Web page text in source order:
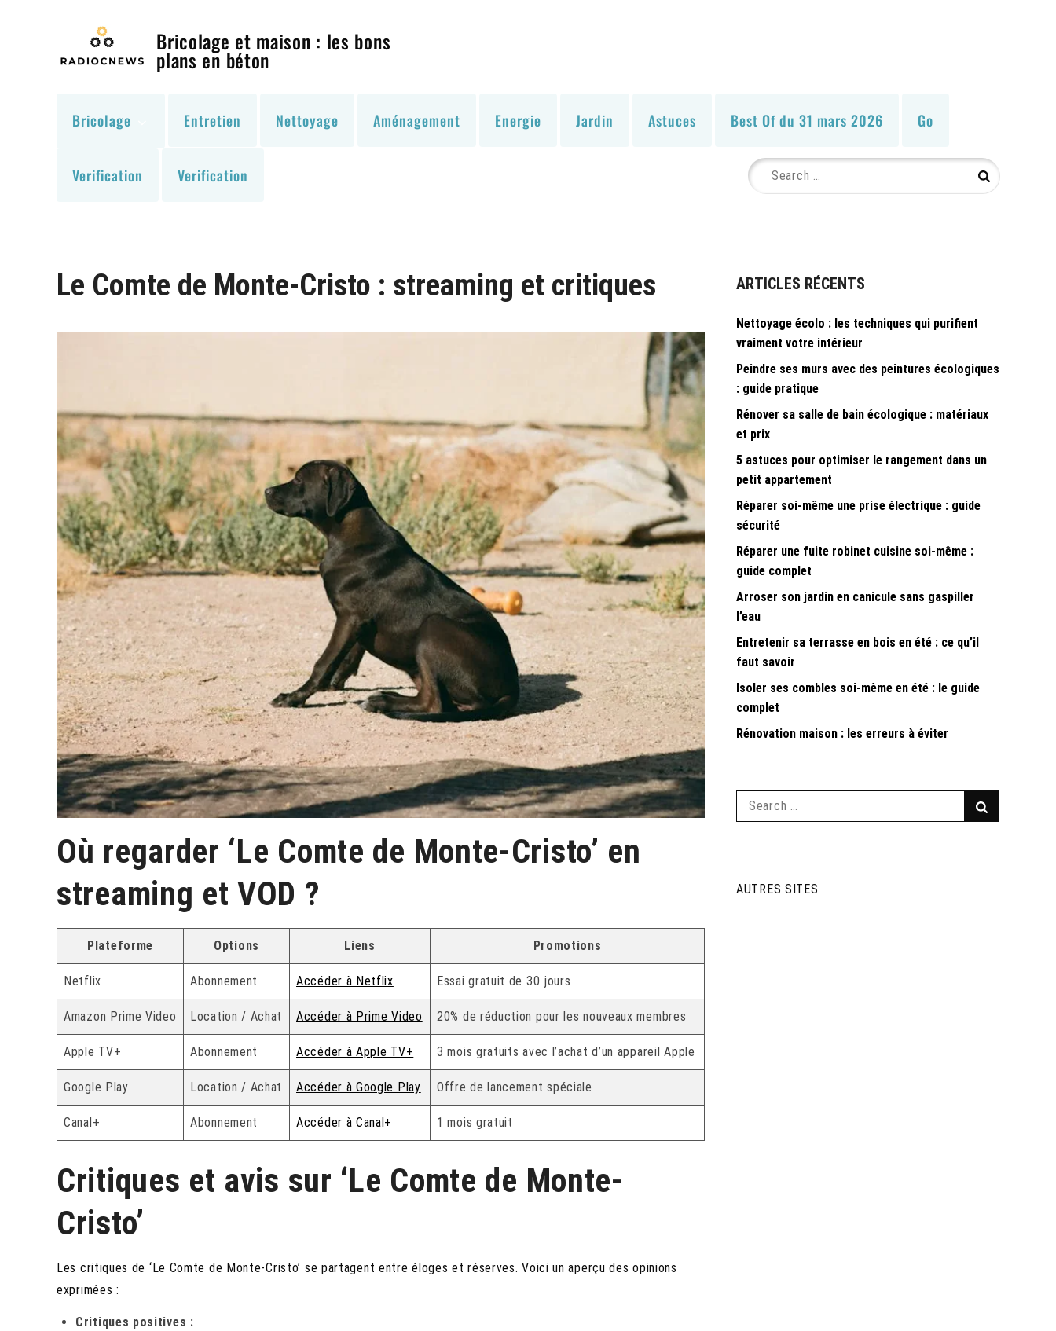
Bricolage et maison : les bons
plans en béton
Bricolage Entretien Nettoyage Aménagement Energie Jardin Astuces Best Of du 31 mars 2026 Go
Verification Verification
Search
for:
Search
Le Comte de Monte-Cristo : streaming et critiques
Où regarder ‘Le Comte de Monte-Cristo’ en
streaming et VOD ?
Plateforme Options Liens Promotions
Netflix Abonnement Accéder à Netflix Essai gratuit de 30 jours
Amazon Prime Video Location / Achat Accéder à Prime Video 20% de réduction pour les nouveaux membres
Apple TV+ Abonnement Accéder à Apple TV+ 3 mois gratuits avec l’achat d’un appareil Apple
Google Play Location / Achat Accéder à Google Play Offre de lancement spéciale
Canal+ Abonnement Accéder à Canal+ 1 mois gratuit
Critiques et avis sur ‘Le Comte de Monte-
Cristo’
Les critiques de ‘Le Comte de Monte-Cristo’ se partagent entre éloges et réserves. Voici un aperçu des opinions
exprimées :
Critiques positives :
ARTICLES RÉCENTS
Nettoyage écolo : les techniques qui purifient
vraiment votre intérieur
Peindre ses murs avec des peintures écologiques
: guide pratique
Rénover sa salle de bain écologique : matériaux
et prix
5 astuces pour optimiser le rangement dans un
petit appartement
Réparer soi-même une prise électrique : guide
sécurité
Réparer une fuite robinet cuisine soi-même :
guide complet
Arroser son jardin en canicule sans gaspiller
l’eau
Entretenir sa terrasse en bois en été : ce qu’il
faut savoir
Isoler ses combles soi-même en été : le guide
complet
Rénovation maison : les erreurs à éviter
Search
AUTRES SITES